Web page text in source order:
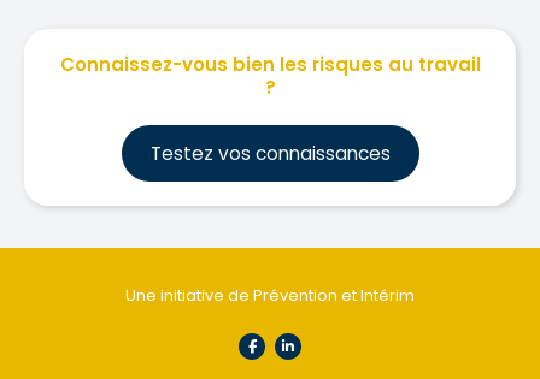
Connaissez-vous bien les risques au travail
?
Testez vos connaissances
Une initiative de Prévention et Intérim